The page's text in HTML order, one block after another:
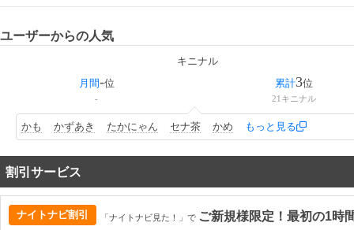
ユーザーからの人気
キニナル
月間-位
-
累計3位
21 キニナル
かも かずあき たかにゃん セナ茶 かめ もっと見る
割引サービス
ナイトナビ割引 「ナイトナビ見た！」で ご新規様限定！最初の1時